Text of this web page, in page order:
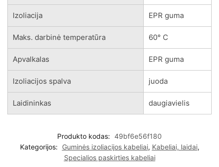
Izoliacija EPR guma
Maks. darbinė temperatūra 60° C
Apvalkalas EPR guma
Izoliacijos spalva juoda
Laidininkas daugiavielis
Produkto kodas: 49bf6e56f180
Kategorijos:
Guminės izoliacijos kabeliai, Kabeliai, laidai,
Specialios paskirties kabeliai